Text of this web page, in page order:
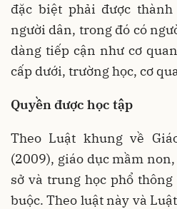
đặc biệt phải được
người dân, trong đó có
dàng tiếp cận như cơ
cấp dưới, trường học, cơ
Quyền được học tập
Theo Luật khung về
(2009), giáo dục mầm
sở và trung học phổ
buộc. Theo luật này và